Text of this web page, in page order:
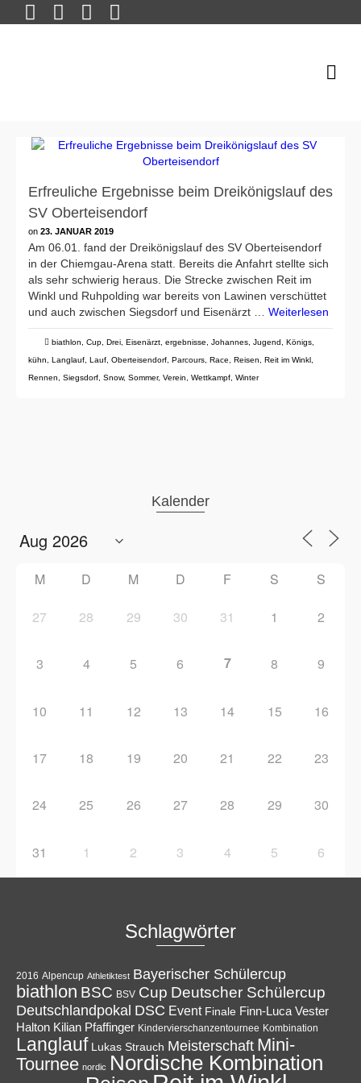
Erfreuliche Ergebnisse beim Dreikönigslauf des
SV Oberteisendorf
on 23. JANUAR 2019
Am 06.01. fand der Dreikönigslauf des SV Oberteisendorf
in der Chiemgau-Arena statt. Bereits die Anfahrt stellte sich
als sehr schwierig heraus. Die Strecke zwischen Reit im
Winkl und Ruhpolding war bereits von Lawinen verschüttet
und auch zwischen Siegsdorf und Eisenärzt … Weiterlesen
biathlon Cup Drei Eisenärzt ergebnisse Johannes Jugend Königs
kühn
Langlauf Lauf Oberteisendorf Parcours Race Reisen Reit im Winkl
Rennen
Siegsdorf Snow, Sommer, Verein Wettkampf Winter
Kalender
M D M D F S S
27 28 29 30 31 1 2
3 4 5 6 7 8 9
10 11 12 13 14 15 16
17 18 19 20 21 22 23
24 25 26 27 28 29 30
31 1 2 3 4 5 6
Schlagwörter
2016 Alpencup Athletiktest Bayerischer Schülercup
biathlon BSC BSV Cup Deutscher Schülercup
Deutschlandpokal DSC Event Finale Finn-Luca Vester
Halton Kilian Pfaffinger Kindervierschanzentournee Kombination
Langlauf Lukas Strauch Meisterschaft Mini-
Tournee nordic Nordische Kombination